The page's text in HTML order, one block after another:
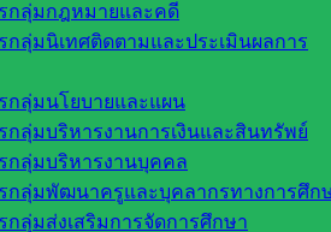
กลุ่มกฎหมายและคดี
กลุ่มนิเทศติดตามและประเมินผลการ
กลุ่มนโยบายและแผน
กลุ่มบริหารงานการเงินและสินทรัพย์
กลุ่มบริหารงานบุคคล
กลุ่มพัฒนาครูและบุคลากรทางการศึก
กลุ่มส่งเสริมการจัดการศึกษา